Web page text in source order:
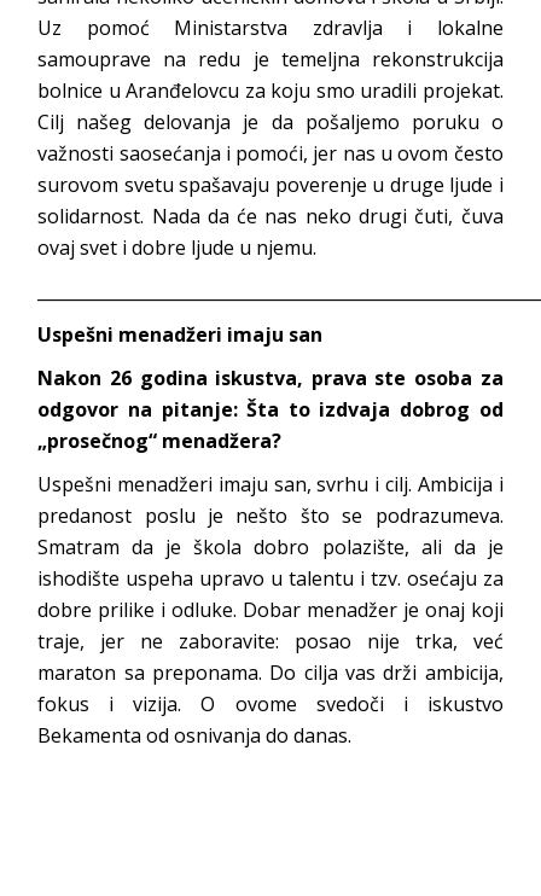
Uz pomoć Ministarstva zdravlja i lokalne
samouprave na redu je temeljna rekonstrukcija
bolnice u Aranđelovcu za koju smo uradili projekat.
Cilj našeg delovanja je da pošaljemo poruku o
važnosti saosećanja i pomoći, jer nas u ovom često
surovom svetu spašavaju poverenje u druge ljude i
solidarnost. Nada da će nas neko drugi čuti, čuva
ovaj svet i dobre ljude u njemu.
Uspešni menadžeri imaju san
Nakon 26 godina iskustva, prava ste osoba za
odgovor na pitanje: Šta to izdvaja dobrog od
„prosečnog“ menadžera?
Uspešni menadžeri imaju san, svrhu i cilj. Ambicija i
predanost poslu je nešto što se podrazumeva.
Smatram da je škola dobro polazište, ali da je
ishodište uspeha upravo u talentu i tzv. osećaju za
dobre prilike i odluke. Dobar menadžer je onaj koji
traje, jer ne zaboravite: posao nije trka, već
maraton sa preponama. Do cilja vas drži ambicija,
fokus i vizija. O ovome svedoči i iskustvo
Bekamenta od osnivanja do danas.